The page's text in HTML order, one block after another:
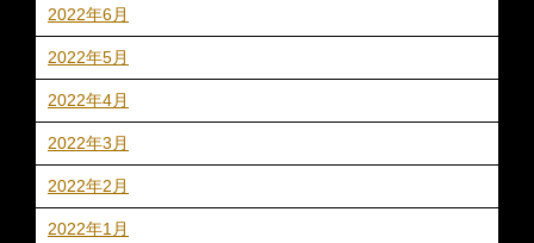
2022年6月
2022年5月
2022年4月
2022年3月
2022年2月
2022年1月